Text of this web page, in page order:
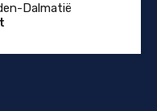
Dalmatië